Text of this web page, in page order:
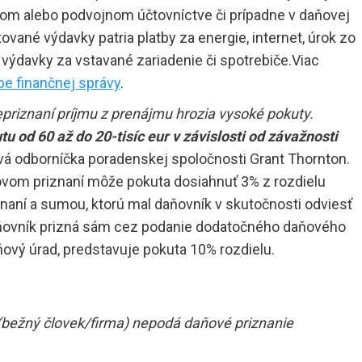
alebo podvojnom účtovníctve či prípadne v daňovej
výdavky patria platby za energie, internet, úrok zo
za vstavané zariadenie či spotrebiče.Viac
finančnej správy.
príjmu z prenájmu hrozia vysoké pokuty.
od 60 až do 20-tisíc eur v závislosti od závažnosti
odborníčka poradenskej spoločnosti Grant Thornton.
priznaní môže pokuta dosiahnuť 3% z rozdielu
a sumou, ktorú mal daňovník v skutočnosti odviesť
prizná sám cez podanie dodatočného daňového
úrad, predstavuje pokuta 10% rozdielu.
človek/firma) nepodá daňové priznanie